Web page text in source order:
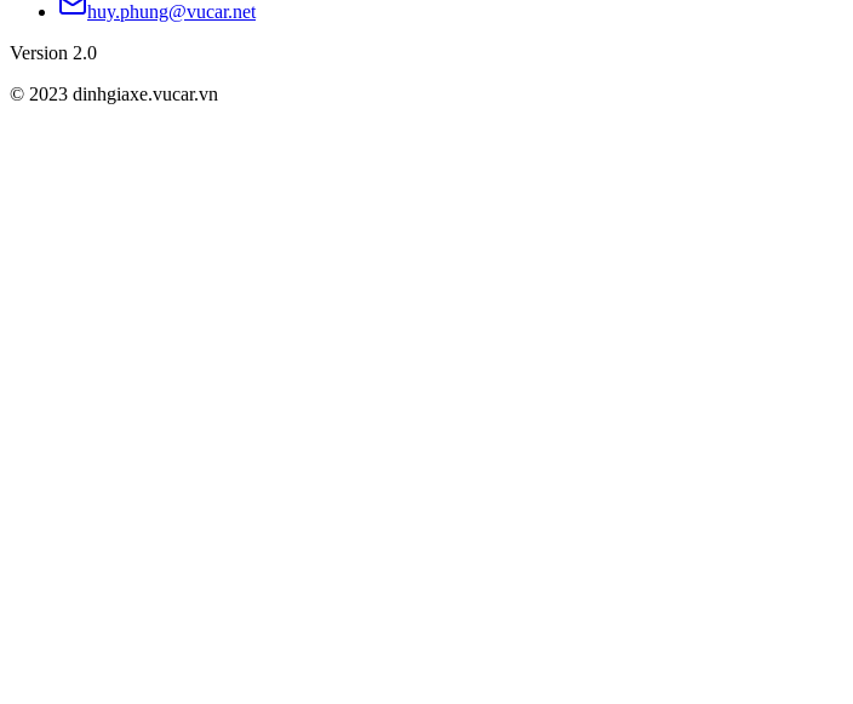
huy.phung@vucar.net
Version 2.0
© 2023 dinhgiaxe.vucar.vn